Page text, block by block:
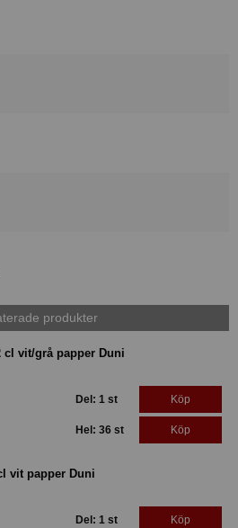
produkter
cl vit/grå papper Duni
Del: 1 st Köp
Hel: 36 st Köp
vit papper Duni
Del: 1 st Köp